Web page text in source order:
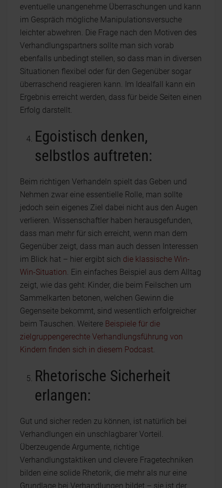
eventuelle unangenehme Überraschungen und kann
im Gespräch mögliche Manipulationsversuche
leichter abwehren. Die Frage nach den Motiven des
Verhandlungspartners sollte man sich vorab
ebenfalls unbedingt stellen, so dass man in diversen
Situationen flexibel oder für den Gegenüber sogar
überraschend reagieren kann. Im Idealfall kann ein
Ergebnis erreicht werden, dass für beide Seiten einen
Erfolg darstellt.
Egoistisch denken,
selbstlos auftreten:
Beim richtigen Verhandeln spielt das Geben und
Nehmen zwar eine essentielle Rolle, man sollte
jedoch sein eigenes Ziel dabei nicht aus den Augen
verlieren. Wissenschaftler haben herausgefunden,
dass man mehr für sich erreicht, wenn man dem
Gegenüber zeigt, dass man auch dessen Interessen
im Blick hat – hier ergibt sich die klassische Win-
Win-Situation . Ein einfaches Beispiel aus dem Alltag
zeigt, wie das geht: Kinder, die beim Feilschen um
Sammelkarten betonen, welchen Gewinn die
Gegenseite bekommt, sind wesentlich erfolgreicher
beim Tauschen. Weitere Beispiele für die
zielgruppengerechte Verhandlungsführung von
Kindern finden sich in diesem Podcast
Rhetorische Sicherheit
erlangen:
Gut und sicher reden zu können, ist natürlich bei
Verhandlungen ein unschlagbarer Vorteil.
Überzeugende Argumente, richtige
Verhandlungstaktiken und clevere Fragetechniken
bilden eine solide Rhetorik, die mehr als nur eine
Grundlage bei Verhandlungen bildet – sie ist der